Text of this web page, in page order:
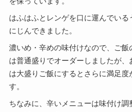
はふはふとレンゲを口に運んでい
にじんできました。
濃いめ・辛めの味付けなので、ご
は普通盛りでオーダーしましたが、
は大盛りご飯にするとさらに満足度
す。
ちなみに、辛いメニューは味付け調